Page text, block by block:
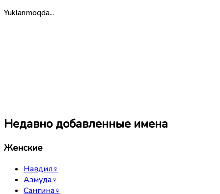
Yuklanmoqda...
Недавно добавленные имена
Женские
Навдил♀
Азмуда♀
Сангина♀